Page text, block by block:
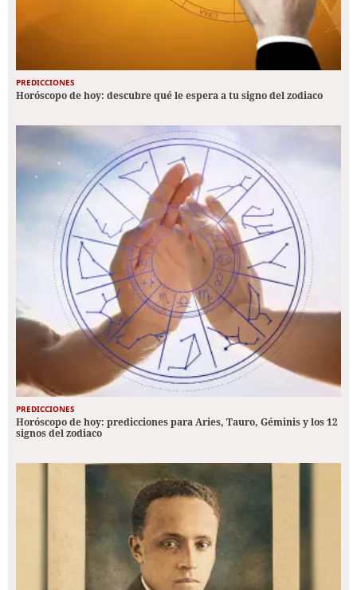
PREDICCIONES
Horóscopo de hoy: descubre qué le espera a tu signo del zodiaco
PREDICCIONES
Horóscopo de hoy: predicciones para Aries, Tauro, Géminis y los 12
signos del zodiaco